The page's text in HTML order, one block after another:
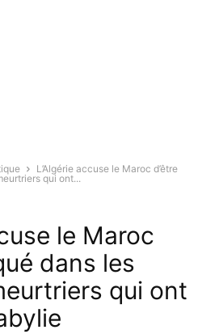
L’Algérie accuse le Maroc d’être
qui ont...
le Maroc
dans les
qui ont